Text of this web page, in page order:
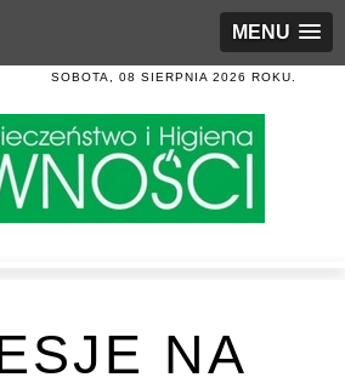
MENU
SOBOTA, 08 SIERPNIA 2026 ROKU.
NA